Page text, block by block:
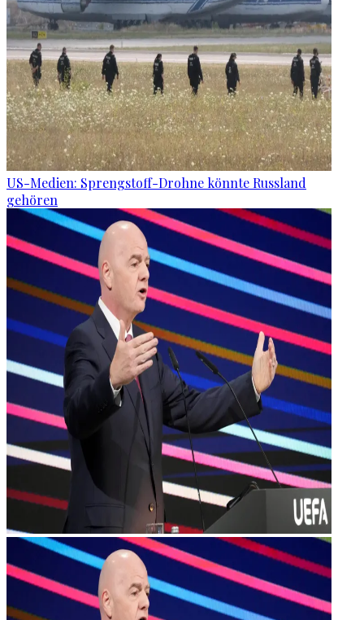
US-Medien: Sprengstoff-Drohne könnte Russland
gehören